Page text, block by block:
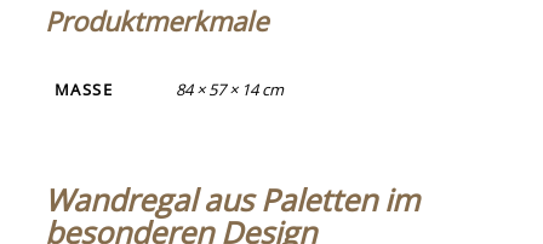
Produktmerkmale
MASSE 84 × 57 × 14 cm
Wandregal aus Paletten im
besonderen Design